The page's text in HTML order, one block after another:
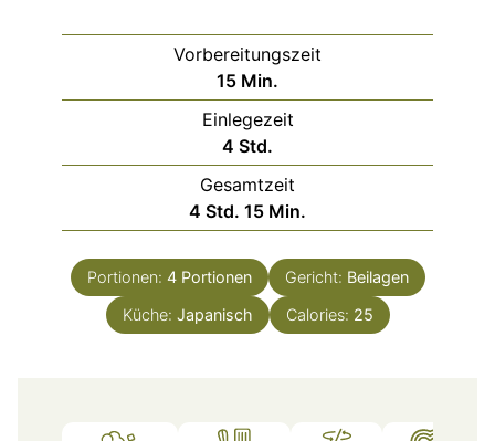
Vorbereitungszeit
15Minuten
Min.
Einlegezeit
4 Stunden
Std.
Gesamtzeit
4 Stunden
Std. 15Minuten
Min.
Portionen: 4 Portionen Gericht: Beilagen
Küche: Japanisch Calories: 25